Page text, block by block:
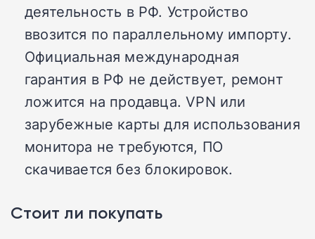
деятельность в РФ. Устройство
ввозится по параллельному импорту.
Официальная международная
гарантия в РФ не действует, ремонт
ложится на продавца. VPN или
зарубежные карты для использования
монитора не требуются, ПО
скачивается без блокировок.
Стоит ли покупать